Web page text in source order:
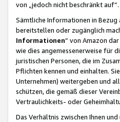
von „jedoch nicht beschränkt auf“.
Sämtliche Informationen in Bezug
bereitstellen oder zugänglich
Informationen“ von Amazon
wie dies angemessenerweise für
juristischen Personen, die im
Pflichten kennen und einhalten.
Unternehmen) weitergeben und
schützen, die gemäß dieser
Vertraulichkeits- oder
Das Verhältnis zwischen Ihnen